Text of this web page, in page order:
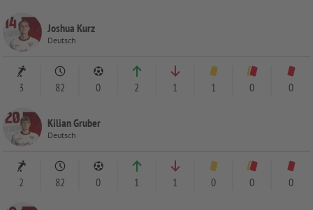
Joshua Kurz
Deutsch
3 82 0 2 1 1 0 0
Kilian Gruber
Deutsch
2 82 0 1 1 0 0 0